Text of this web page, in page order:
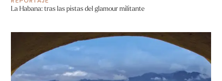
La Habana: tras las pistas del glamour militante